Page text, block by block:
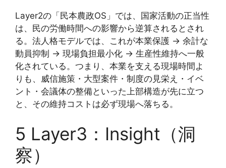
Layer2の「民本農政OS」では、国家活動の正当性
は、民の労働時間への影響から逆算されるとされ
る。法人格モデルでは、これが本業保護 → 余計な
動員抑制 → 現場負担最小化 → 生産性維持へ一般
化されている。つまり、本業を支える現場時間よ
りも、威信施策・大型案件・制度の見栄え・イベ
ント・会議体の整備といった上部構造が先に立つ
と、その維持コストは必ず現場へ落ちる。
5 Layer3：Insight（洞
察）